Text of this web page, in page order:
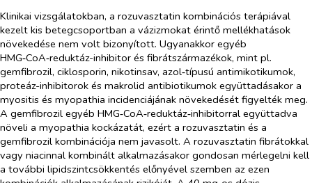
Klinikai vizsgálatokban, a rozuvasztatin kombinációs terápiával
kezelt kis betegcsoportban a vázizmokat érintő mellékhatások
növekedése nem volt bizonyított. Ugyanakkor egyéb
HMG‑CoA‑reduktáz-inhibitor és fibrátszármazékok, mint pl.
gemfibrozil, ciklosporin, nikotinsav, azol‑típusú antimikotikumok,
proteáz-inhibitorok és makrolid antibiotikumok együttadásakor a
myositis és myopathia incidenciájának növekedését figyelték meg.
A gemfibrozil egyéb HMG‑CoA‑reduktáz‑inhibitorral együttadva
növeli a myopathia kockázatát, ezért a rozuvasztatin és a
gemfibrozil kombinációja nem javasolt. A rozuvasztatin fibrátokkal
vagy niacinnal kombinált alkalmazásakor gondosan mérlegelni kell
a további lipidszintcsökkentés előnyével szemben az ezen